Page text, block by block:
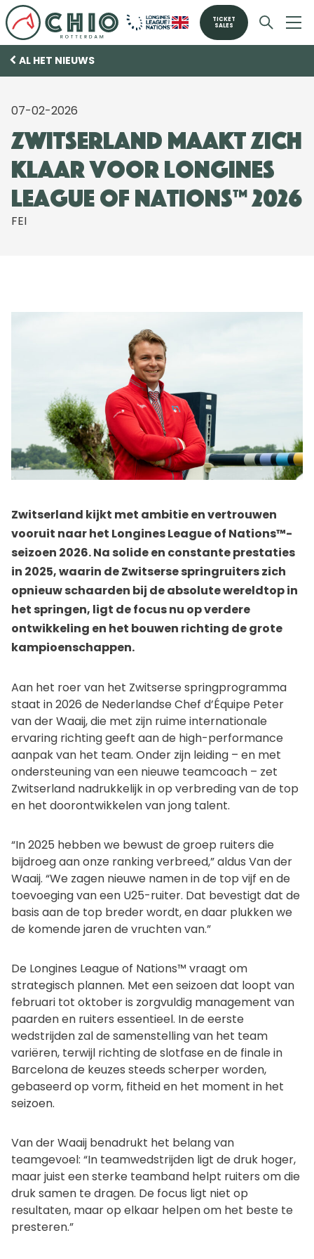
TICKET
SALES
AL HET NIEUWS
07-02-2026
Zwitserland maakt zich
klaar voor Longines
League of Nations™ 2026
FEI
Zwitserland kijkt met ambitie en vertrouwen
vooruit naar het Longines League of Nations™-
seizoen 2026. Na solide en constante prestaties
in 2025, waarin de Zwitserse springruiters zich
opnieuw schaarden bij de absolute wereldtop in
het springen, ligt de focus nu op verdere
ontwikkeling en het bouwen richting de grote
kampioenschappen.
Aan het roer van het Zwitserse springprogramma
staat in 2026 de Nederlandse Chef d’Équipe Peter
van der Waaij, die met zijn ruime internationale
ervaring richting geeft aan de high-performance
aanpak van het team. Onder zijn leiding – en met
ondersteuning van een nieuwe teamcoach – zet
Zwitserland nadrukkelijk in op verbreding van de top
en het doorontwikkelen van jong talent.
“In 2025 hebben we bewust de groep ruiters die
bijdroeg aan onze ranking verbreed,” aldus Van der
Waaij. “We zagen nieuwe namen in de top vijf en de
toevoeging van een U25-ruiter. Dat bevestigt dat de
basis aan de top breder wordt, en daar plukken we
de komende jaren de vruchten van.”
De Longines League of Nations™ vraagt om
strategisch plannen. Met een seizoen dat loopt van
februari tot oktober is zorgvuldig management van
paarden en ruiters essentieel. In de eerste
wedstrijden zal de samenstelling van het team
variëren, terwijl richting de slotfase en de finale in
Barcelona de keuzes steeds scherper worden,
gebaseerd op vorm, fitheid en het moment in het
seizoen.
Van der Waaij benadrukt het belang van
teamgevoel: “In teamwedstrijden ligt de druk hoger,
maar juist een sterke teamband helpt ruiters om die
druk samen te dragen. De focus ligt niet op
resultaten, maar op elkaar helpen om het beste te
presteren.”